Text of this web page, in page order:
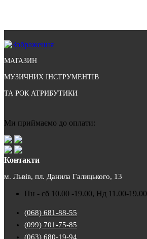
МАГАЗИН
МУЗИЧНИХ ІНСТРУМЕНТІВ
ТА РОК АТРИБУТИКИ
Ми приймаємо до оплати:
Контакти
м. Львів, пл. Данила Галицького, 13
Пн - сб 10.00 -19.00, Нд 11.00-19.00
(068) 681-88-55
(099) 701-75-85
(063) 680-19-94